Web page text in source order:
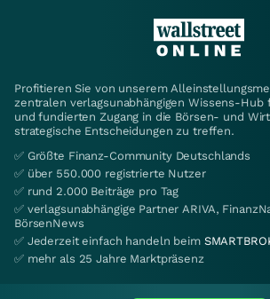
Profitieren Sie von unserem
zentralen verlagsunabhängigen Wissens-Hub
und fundierten Zugang in die Börsen- und
strategische Entscheidungen zu treffen.
✅ Größte Finanz-Community Deutschlands
✅ über 550.000 registrierte Nutzer
✅ rund 2.000 Beiträge pro Tag
✅ verlagsunabhängige Partner ARIVA,
BörsenNews
✅ Jederzeit einfach handeln beim
✅ mehr als 25 Jahre Marktpräsenz